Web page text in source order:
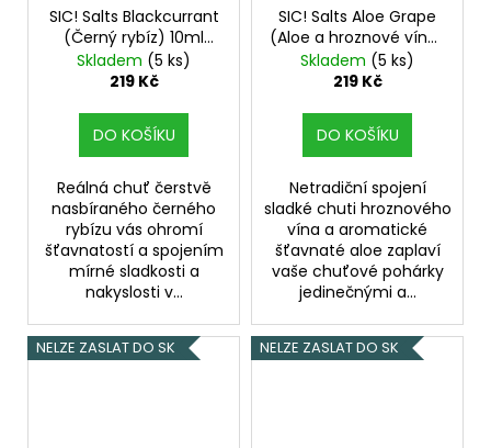
SIC! Salts Blackcurrant
(Černý rybíz) 10ml
16mg
Skladem (5 ks)
219 Kč
DO KOŠÍKU
Reálná chuť čerstvě
nasbíraného černého
rybízu vás ohromí
šťavnatostí a spojením
mírné sladkosti a
nakyslosti v...
SIC! Salts Aloe Grape
(Aloe a hroznové víno)
10ml 16mg
Skladem (5 ks)
219 Kč
DO KOŠÍKU
Netradiční spojení
sladké chuti hroznového
vína a aromatické
šťavnaté aloe zaplaví
vaše chuťové pohárky
jedinečnými a...
NELZE ZASLAT DO SK NELZE ZASLAT DO SK